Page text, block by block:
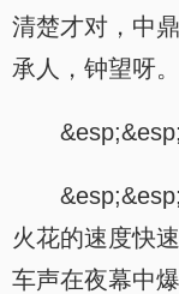
清楚才对，中
承人，钟望呀。
火花的速度快
车声在夜幕中爆